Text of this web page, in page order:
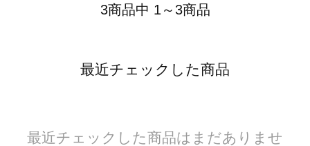
3商品中 1～3商品
最近チェックした商品
最近チェックした商品はまだありませ